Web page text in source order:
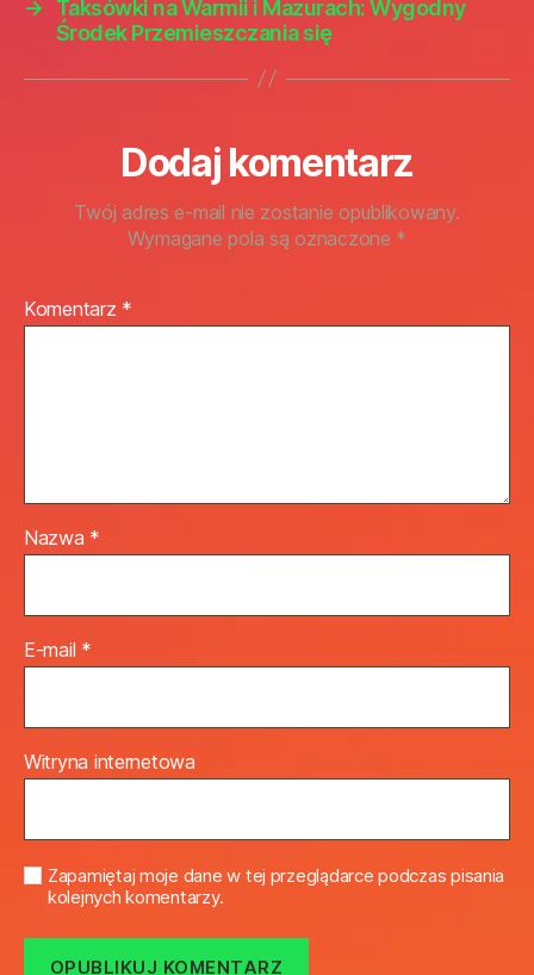
→
Taksówki na Warmii i Mazurach: Wygodny
Środek Przemieszczania się
Dodaj komentarz
Twój adres e-mail nie zostanie opublikowany.
Wymagane pola są oznaczone *
Komentarz *
Nazwa *
E-mail *
Witryna internetowa
Zapamiętaj moje dane w tej przeglądarce podczas pisania
kolejnych komentarzy.